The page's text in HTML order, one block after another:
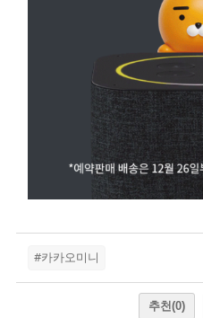
#카카오미니
추천(0)